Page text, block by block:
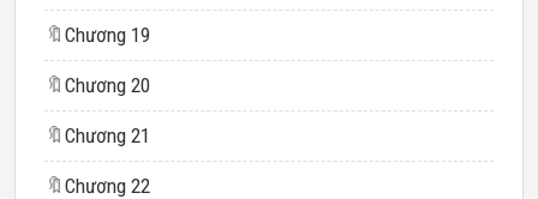
🔖 Chương 19
🔖 Chương 20
🔖 Chương 21
🔖 Chương 22